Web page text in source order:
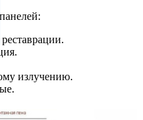
излучению.